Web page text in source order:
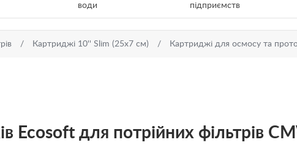
води
підприємств
Картриджі 10'' Slim (25х7 см) Картриджі для осмосу та
Ecosoft для потрійних фільтрів